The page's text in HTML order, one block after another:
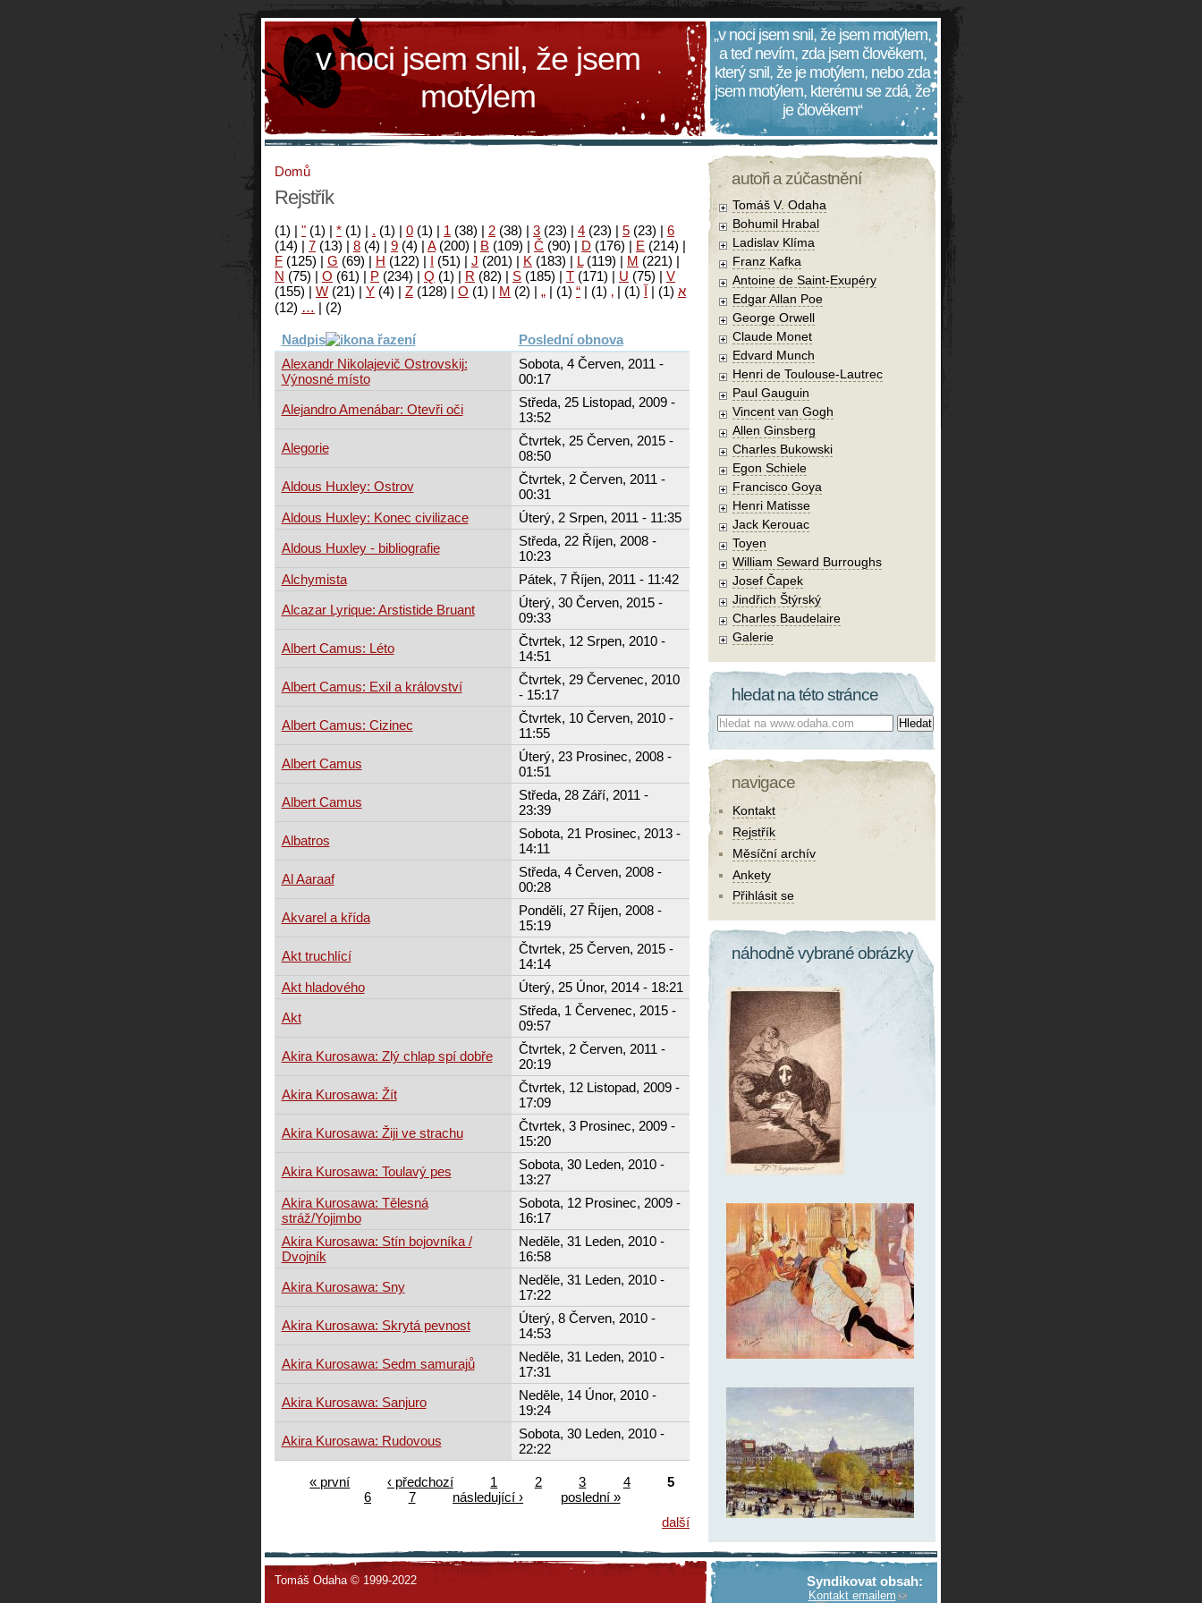
v noci jsem snil, že jsem
motýlem
„v noci jsem snil, že jsem motýlem,
a teď nevím, zda jsem člověkem,
který snil, že je motýlem, nebo zda
jsem motýlem, kterému se zdá, že
je člověkem“
Domů
Rejstřík
(1) | " (1) | * (1) | . (1) | 0 (1) | 1 (38) | 2 (38) | 3 (23) | 4 (23) | 5 (23) | 6
(14) | 7 (13) | 8 (4) | 9 (4) | A(200) | B (109) | Č (90) | D (176) | E (214) |
F (125) | G (69) | H (122) | I (51) | J (201) | K (183) | L(119) | M (221) |
N (75) | O (61) | P (234) | Q (1) | R (82) | S (185) | T (171) | U (75) | V
(155) | W (21) | Y (4) | Z (128) | Ο (1) | М (2) | א (1)
| آ (1)
|
‚
(1)
|
“
(1)
|
„
(2)
|
…
(12)
Nadpis
Poslední obnova
Alexandr Nikolajevič Ostrovskij:
Výnosné místo
Sobota, 4 Červen, 2011 -
00:17
Alejandro Amenábar: Otevři oči
Středa, 25 Listopad, 2009 -
13:52
Alegorie
Čtvrtek, 25 Červen, 2015 -
08:50
Aldous Huxley: Ostrov
Čtvrtek, 2 Červen, 2011 -
00:31
Aldous Huxley: Konec civilizace
Úterý, 2 Srpen, 2011 - 11:35
Aldous Huxley - bibliografie
Středa, 22 Říjen, 2008 -
10:23
Alchymista
Pátek, 7 Říjen, 2011 - 11:42
Alcazar Lyrique: Arstistide Bruant
Úterý, 30 Červen, 2015 -
09:33
Albert Camus: Léto
Čtvrtek, 12 Srpen, 2010 -
14:51
Albert Camus: Exil a království
Čtvrtek, 29 Červenec, 2010
- 15:17
Albert Camus: Cizinec
Čtvrtek, 10 Červen, 2010 -
11:55
Albert Camus
Úterý, 23 Prosinec, 2008 -
01:51
Albert Camus
Středa, 28 Září, 2011 -
23:39
Albatros
Sobota, 21 Prosinec, 2013 -
14:11
Al Aaraaf
Středa, 4 Červen, 2008 -
00:28
Akvarel a křída
Pondělí, 27 Říjen, 2008 -
15:19
Akt truchlící
Čtvrtek, 25 Červen, 2015 -
14:14
Akt hladového
Úterý, 25 Únor, 2014 - 18:21
Akt
Středa, 1 Červenec, 2015 -
09:57
Akira Kurosawa: Zlý chlap spí dobře
Čtvrtek, 2 Červen, 2011 -
20:19
Akira Kurosawa: Žít
Čtvrtek, 12 Listopad, 2009 -
17:09
Akira Kurosawa: Žiji ve strachu
Čtvrtek, 3 Prosinec, 2009 -
15:20
Akira Kurosawa: Toulavý pes
Sobota, 30 Leden, 2010 -
13:27
Akira Kurosawa: Tělesná
stráž/Yojimbo
Sobota, 12 Prosinec, 2009 -
16:17
Akira Kurosawa: Stín bojovníka /
Dvojník
Neděle, 31 Leden, 2010 -
16:58
Akira Kurosawa: Sny
Neděle, 31 Leden, 2010 -
17:22
Akira Kurosawa: Skrytá pevnost
Úterý, 8 Červen, 2010 -
14:53
Akira Kurosawa: Sedm samurajů
Neděle, 31 Leden, 2010 -
17:31
Akira Kurosawa: Sanjuro
Neděle, 14 Únor, 2010 -
19:24
Akira Kurosawa: Rudovous
Sobota, 30 Leden, 2010 -
22:22
« první ‹ předchozí 1 2 3 4
5
6
7 následující ›
poslední »
další
autoři a zúčastnění
Tomáš V. Odaha
Bohumil Hrabal
Ladislav Klíma
Franz Kafka
Antoine de Saint-Exupéry
Edgar Allan Poe
George Orwell
Claude Monet
Edvard Munch
Henri de Toulouse-Lautrec
Paul Gauguin
Vincent van Gogh
Allen Ginsberg
Charles Bukowski
Egon Schiele
Francisco Goya
Henri Matisse
Jack Kerouac
Toyen
William Seward Burroughs
Josef Čapek
Jindřich Štýrský
Charles Baudelaire
Galerie
hledat na této stránce
Co hledat:
navigace
Kontakt
Rejstřík
Měsíční archív
Ankety
Přihlásit se
náhodně vybrané obrázky
Tomáš Odaha © 1999-2022 Syndikovat obsah:
Kontakt emailem